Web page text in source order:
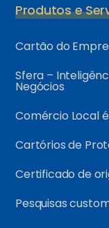
Produtos e
Cartão do
Sfera –
Negócios
Comércio Local
Cartórios de
Certificado de
Pesquisas